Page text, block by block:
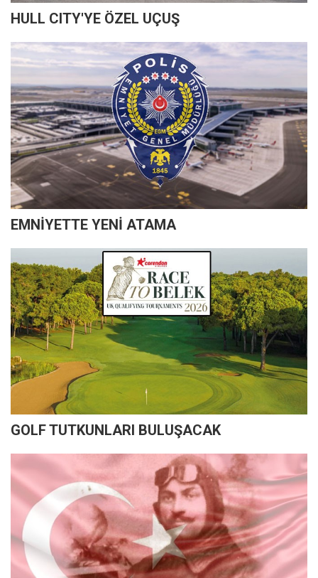
HULL CITY'YE ÖZEL UÇUŞ
EMNİYETTE YENİ ATAMA
GOLF TUTKUNLARI BULUŞACAK